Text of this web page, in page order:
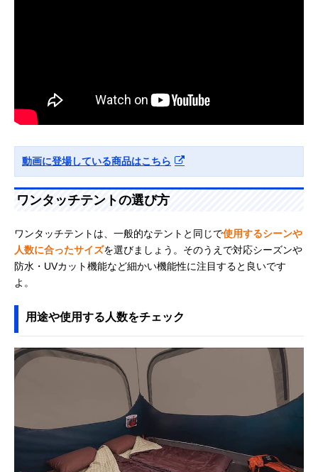
動画に登場している商品はこちら
ワンタッチテントの選び方
ワンタッチテントは、一般的なテントと同じで使用するシーンや
人数に合ったサイズを選びましょう。そのうえで対応シーズンや
防水・UVカット機能など細かい機能性に注目すると良いです
よ。
用途や使用する人数をチェック